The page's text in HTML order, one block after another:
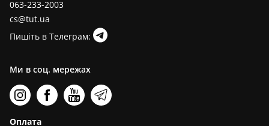
063-233-2003
cs@tut.ua
Пишіть в Телеграм:
Ми в соц. мережах
Оплата